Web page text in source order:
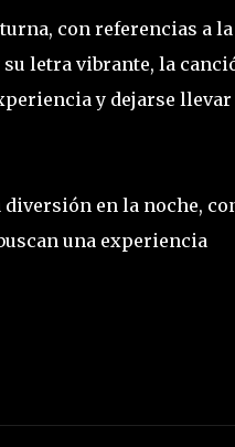
con referencias a la
su letra vibrante, la
y dejarse
en la noche,
una experiencia